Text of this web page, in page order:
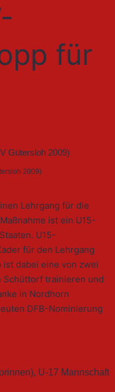
für
2009)
Lehrgang für die
ist ein U15-
U15-
für den Lehrgang
ist dabei eine von zwei
Schüttorf trainieren und
in Nordhorn
DFB-Nominierung
, U-17 Mannschaft